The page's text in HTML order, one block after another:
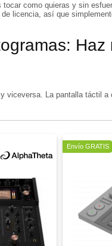
como quieras y sin
licencia, así que
La pantalla táctil
Envío GRATIS